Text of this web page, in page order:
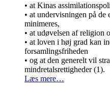
• at Kinas
• at undervisningen på de
minimeres,
• at udøvelsen af religion
• at loven i høj grad kan
forsamlingsfriheden
• og at den generelt vil
mindretalsrettigheder (1).
Læs mere…